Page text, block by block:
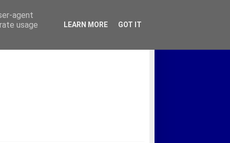
agent
usage
LEARN MORE GOT IT